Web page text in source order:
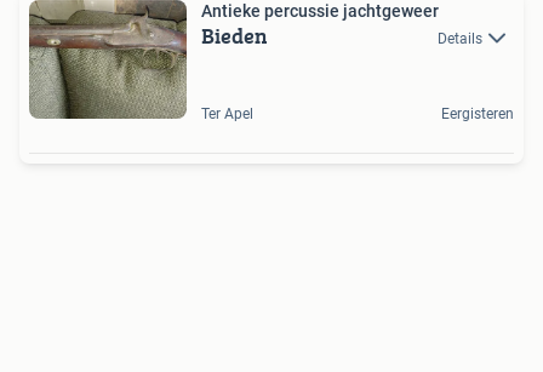
Antieke percussie jachtgeweer
Bieden Details
Ter Apel Eergisteren